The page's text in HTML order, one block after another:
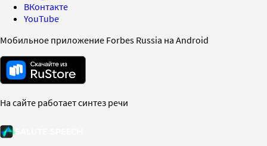
ВКонтакте
YouTube
Мобильное приложение Forbes Russia на Android
На сайте работает синтез речи